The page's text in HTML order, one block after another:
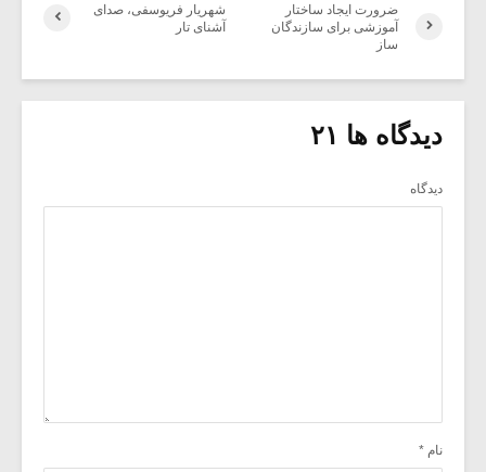
شهریار فریوسفی، صدای
آشنای تار
ضرورت ایجاد ساختار
آموزشی برای سازندگان
ساز
دیدگاه ها ۲۱
دیدگاه
نام *